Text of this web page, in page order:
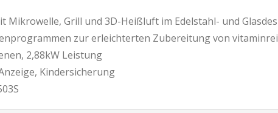
Mikrowelle, Grill und 3D-Heißluft im Edelstahl- und
zur erleichterten Zubereitung von
2,88kW Leistung
Kindersicherung